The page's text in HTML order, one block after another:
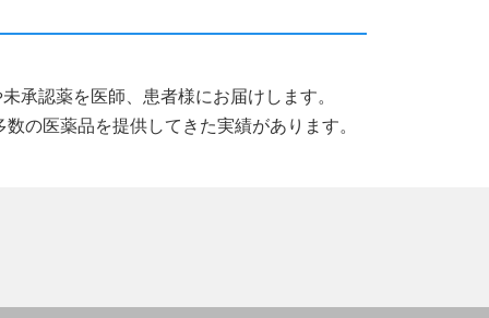
承認薬を医師、患者様にお届けします。
の医薬品を提供してきた実績があります。